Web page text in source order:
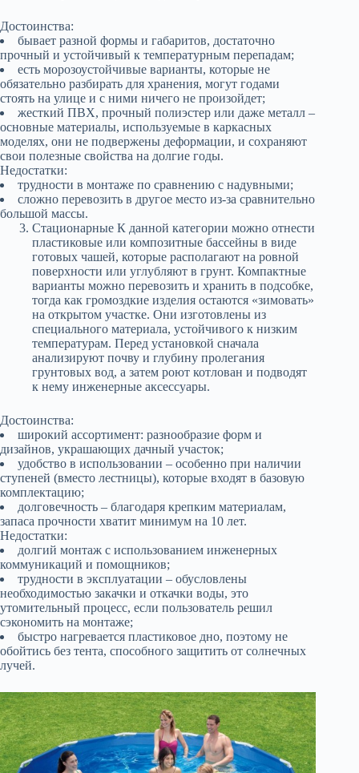
Достоинства:
бывает разной формы и габаритов, достаточно
прочный и устойчивый к температурным перепадам;
есть морозоустойчивые варианты, которые не
обязательно разбирать для хранения, могут годами
стоять на улице и с ними ничего не произойдет;
жесткий ПВХ, прочный полиэстер или даже металл –
основные материалы, используемые в каркасных
моделях, они не подвержены деформации, и сохраняют
свои полезные свойства на долгие годы.
Недостатки:
трудности в монтаже по сравнению с надувными;
сложно перевозить в другое место из-за сравнительно
большой массы.
Стационарные К данной категории можно отнести
пластиковые или композитные бассейны в виде
готовых чашей, которые располагают на ровной
поверхности или углубляют в грунт. Компактные
варианты можно перевозить и хранить в подсобке,
тогда как громоздкие изделия остаются «зимовать»
на открытом участке. Они изготовлены из
специального материала, устойчивого к низким
температурам. Перед установкой сначала
анализируют почву и глубину пролегания
грунтовых вод, а затем роют котлован и подводят
к нему инженерные аксессуары.
Достоинства:
широкий ассортимент: разнообразие форм и
дизайнов, украшающих дачный участок;
удобство в использовании – особенно при наличии
ступеней (вместо лестницы), которые входят в базовую
комплектацию;
долговечность – благодаря крепким материалам,
запаса прочности хватит минимум на 10 лет.
Недостатки:
долгий монтаж с использованием инженерных
коммуникаций и помощников;
трудности в эксплуатации – обусловлены
необходимостью закачки и откачки воды, это
утомительный процесс, если пользователь решил
сэкономить на монтаже;
быстро нагревается пластиковое дно, поэтому не
обойтись без тента, способного защитить от солнечных
лучей.